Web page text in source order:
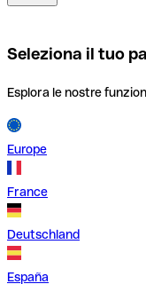
Seleziona il tuo
Esplora le nostre
Europe
France
Deutschland
España